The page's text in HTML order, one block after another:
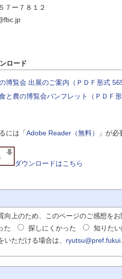
７ー７８１２
ロード
博覧会 出展のご案内（ＰＤＦ形式
と農の博覧会パンフレット（ＰＤＦ
には「Adobe Reader（無料） 」が必
ダウンロードはこちら
向上のため、このページのご感想をお
た
探しにくかった 知りた
いただける場合は、